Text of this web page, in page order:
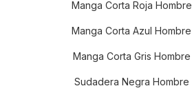
Manga Corta Roja Hombre
Manga Corta Azul Hombre
Manga Corta Gris Hombre
Sudadera Negra Hombre